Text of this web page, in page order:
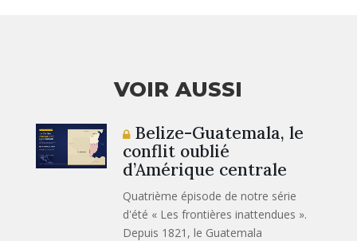
VOIR AUSSI
Belize-Guatemala, le
conflit oublié
d’Amérique centrale
Quatrième épisode de notre série
d'été « Les frontières inattendues ».
Depuis 1821, le Guatemala